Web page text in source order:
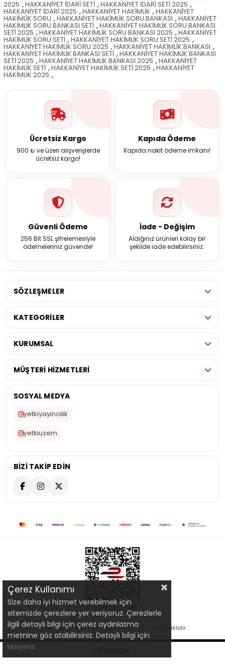
2025 , HAKKANİYET İDARİ SETİ , HAKKANİYET İDARİ SETİ 2025 ,
HAKKANİYET İDARİ 2025 , HAKKANİYET HAKİMLİK , HAKKANİYET
HAKİMLİK SORU , HAKKANİYET HAKİMLİK SORU BANKASI , HAKKANİYET
HAKİMLİK SORU BANKASI SETİ , HAKKANİYET HAKİMLİK SORU BANKASI
SETİ 2025 , HAKKANİYET HAKİMLİK SORU BANKASI 2025 , HAKKANİYET
HAKİMLİK SORU SETİ , HAKKANİYET HAKİMLİK SORU SETİ 2025 ,
HAKKANİYET HAKİMLİK SORU 2025 , HAKKANİYET HAKİMLİK BANKASI ,
HAKKANİYET HAKİMLİK BANKASI SETİ , HAKKANİYET HAKİMLİK BANKASI
SETİ 2025 , HAKKANİYET HAKİMLİK BANKASI 2025 , HAKKANİYET
HAKİMLİK SETİ , HAKKANİYET HAKİMLİK SETİ 2025 , HAKKANİYET
HAKİMLİK 2025 ,
Ücretsiz Kargo
900 ₺ ve üzeri alışverişlerde
ücretsiz kargo!
Kapıda Ödeme
Kapıda nakit ödeme imkanı!
Güvenli Ödeme
256 Bit SSL şifrelemesiyle
ödemeleriniz güvende!
İade - Değişim
Aldığınız ürünleri kolay bir
şekilde iade edebilirsiniz.
SÖZLEŞMELER
KATEGORİLER
KURUMSAL
MÜŞTERİ HİZMETLERİ
SOSYAL MEDYA
yetkiyayincilik
yetkiuzem
BİZİ TAKİP EDİN
Copyright © 2020 yetkikitap.com Bütün Hakları Saklıdır.
Çerez Kullanımı
Size daha iyi hizmet verebilmek için
sitemizde çerezlere yer veriyoruz. Çerezlerle
ilgili detaylı bilgi için çerez aydınlatma
metnine göz atabilirsiniz. Detaylı bilgi için
tıklayınız.